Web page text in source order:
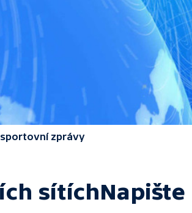
zprávy
sítíchNapište